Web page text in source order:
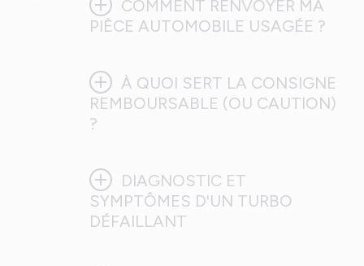
add COMMENT RENVOYER MA
PIÈCE AUTOMOBILE USAGÉE ?
add À QUOI SERT LA CONSIGNE
REMBOURSABLE (OU CAUTION)
?
add
DIAGNOSTIC ET
SYMPTÔMES D'UN TURBO
DÉFAILLANT